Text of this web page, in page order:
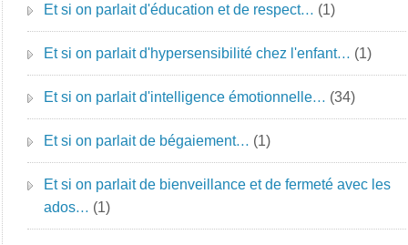
Et si on parlait d'éducation et de respect… (1)
Et si on parlait d'hypersensibilité chez l'enfant… (1)
Et si on parlait d'intelligence émotionnelle… (34)
Et si on parlait de bégaiement… (1)
Et si on parlait de bienveillance et de fermeté avec les
ados… (1)